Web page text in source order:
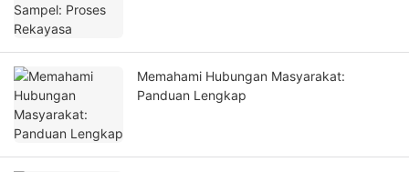
Memahami Hubungan Masyarakat:
Panduan Lengkap